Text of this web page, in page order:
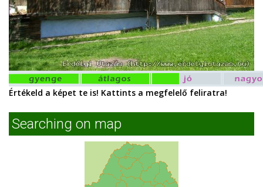
Értékeld a képet te is! Kattints a megfelelő feliratra!
Searching on map